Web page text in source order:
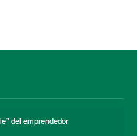
del emprendedor